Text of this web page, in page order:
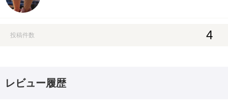
投稿件数 4
レビュー履歴